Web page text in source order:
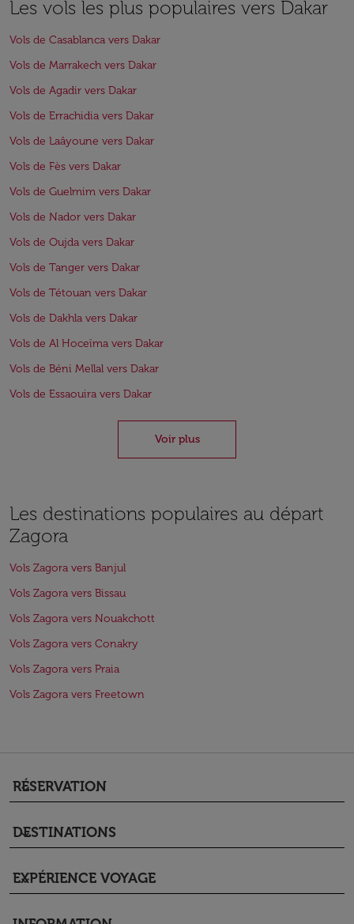
Les vols les plus populaires vers Dakar
Vols de Casablanca vers Dakar
Vols de Marrakech vers Dakar
Vols de Agadir vers Dakar
Vols de Errachidia vers Dakar
Vols de Laâyoune vers Dakar
Vols de Fès vers Dakar
Vols de Guelmim vers Dakar
Vols de Nador vers Dakar
Vols de Oujda vers Dakar
Vols de Tanger vers Dakar
Vols de Tétouan vers Dakar
Vols de Dakhla vers Dakar
Vols de Al Hoceïma vers Dakar
Vols de Béni Mellal vers Dakar
Vols de Essaouira vers Dakar
Voir plus
Les destinations populaires au départ
Zagora
Vols Zagora vers Banjul
Vols Zagora vers Bissau
Vols Zagora vers Nouakchott
Vols Zagora vers Conakry
Vols Zagora vers Praia
Vols Zagora vers Freetown
RÉSERVATION
keyboard_arrow_down
DESTINATIONS
keyboard_arrow_down
EXPÉRIENCE VOYAGE
keyboard_arrow_down